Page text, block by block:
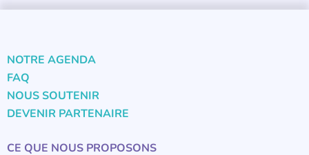
NOTRE AGENDA
FAQ
NOUS SOUTENIR
DEVENIR PARTENAIRE
CE QUE NOUS PROPOSONS